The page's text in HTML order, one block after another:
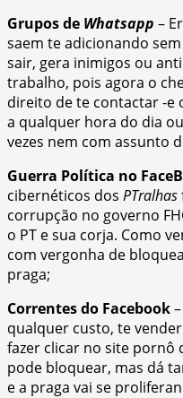
Grupos de Whatsapp –
saem te adicionando
sair, gera inimigos ou
trabalho, pois agora o
direito de te contactar -e
a qualquer hora do dia
vezes nem com assunto
Guerra Política no
cibernéticos dos PTralhas
corrupção no governo
o PT e sua corja. Como
com vergonha de
praga;
Correntes do Facebook
qualquer custo, te
fazer clicar no site pornô
pode bloquear, mas dá
e a praga vai se